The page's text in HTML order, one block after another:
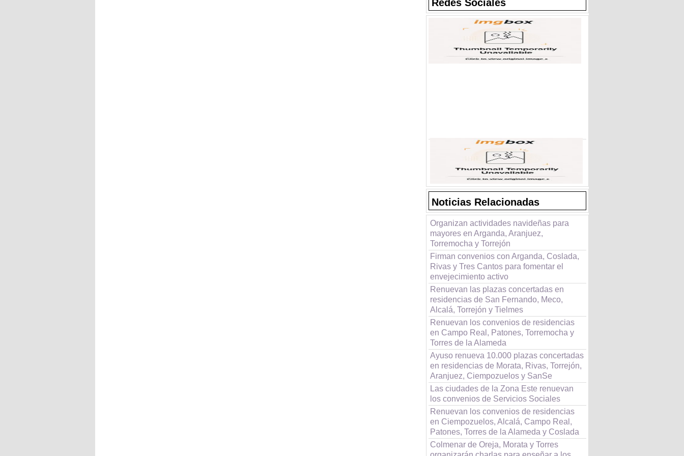
Redes Sociales
Noticias Relacionadas
Organizan actividades navideñas para
mayores en Arganda, Aranjuez,
Torremocha y Torrejón
Firman convenios con Arganda, Coslada,
Rivas y Tres Cantos para fomentar el
envejecimiento activo
Renuevan las plazas concertadas en
residencias de San Fernando, Meco,
Alcalá, Torrejón y Tielmes
Renuevan los convenios de residencias
en Campo Real, Patones, Torremocha y
Torres de la Alameda
Ayuso renueva 10.000 plazas concertadas
en residencias de Morata, Rivas, Torrejón,
Aranjuez, Ciempozuelos y SanSe
Las ciudades de la Zona Este renuevan
los convenios de Servicios Sociales
Renuevan los convenios de residencias
en Ciempozuelos, Alcalá, Campo Real,
Patones, Torres de la Alameda y Coslada
Colmenar de Oreja, Morata y Torres